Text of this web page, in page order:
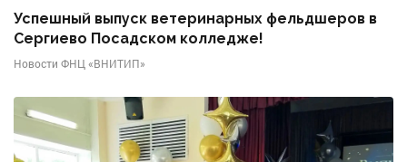
Успешный выпуск ветеринарных фельдшеров в
Сергиево Посадском колледже!
Новости ФНЦ «ВНИТИП»